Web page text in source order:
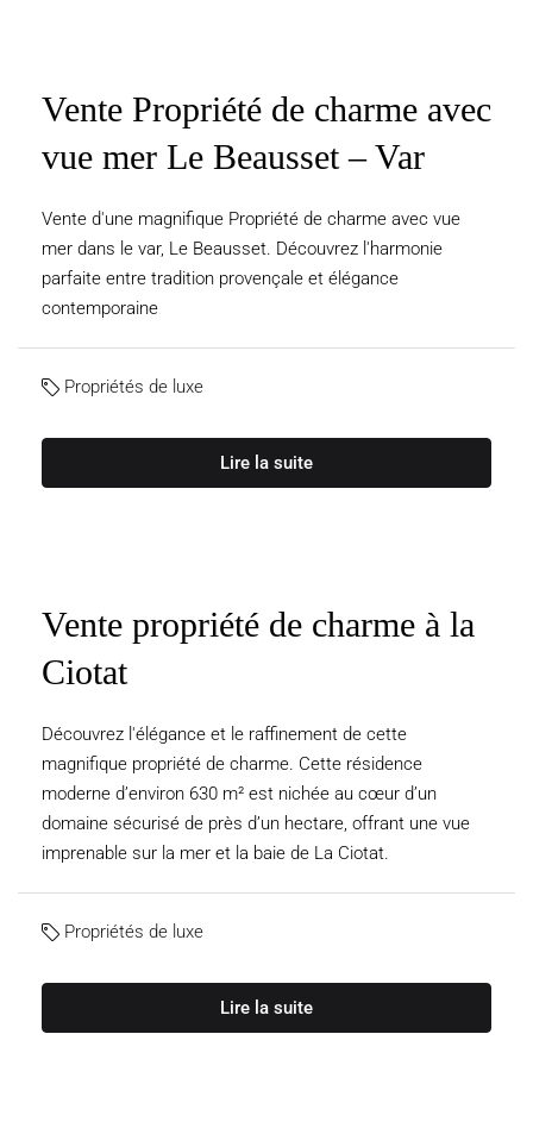
Vente Propriété de charme avec
vue mer Le Beausset – Var
Vente d'une magnifique Propriété de charme avec vue
mer dans le var, Le Beausset. Découvrez l'harmonie
parfaite entre tradition provençale et élégance
contemporaine
Propriétés de luxe
Lire la suite
Vente propriété de charme à la
Ciotat
Découvrez l'élégance et le raffinement de cette
magnifique propriété de charme. Cette résidence
moderne d’environ 630 m² est nichée au cœur d’un
domaine sécurisé de près d’un hectare, offrant une vue
imprenable sur la mer et la baie de La Ciotat.
Propriétés de luxe
Lire la suite